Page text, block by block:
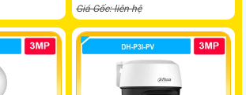
Giá Gốc: liên hệ